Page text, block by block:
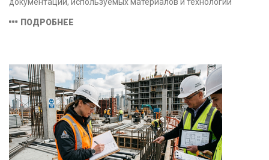
безопасность и надёжность объекта.
ПОДРОБНЕЕ